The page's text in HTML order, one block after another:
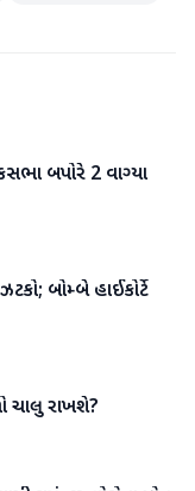
બપોરે 2 વાગ્યા
બોમ્બે હાઈકોર્ટે
ચાલુ રાખશે?